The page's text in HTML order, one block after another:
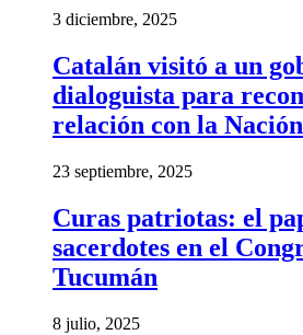
3 diciembre, 2025
Catalán visitó a un
dialoguista para
relación con la Nación
23 septiembre, 2025
Curas patriotas: el
sacerdotes en el
Tucumán
8 julio, 2025